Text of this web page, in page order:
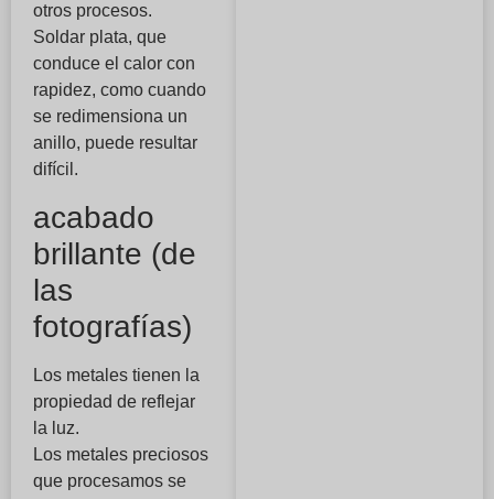
otros procesos.
Soldar plata, que
conduce el calor con
rapidez, como cuando
se redimensiona un
anillo, puede resultar
difícil.
acabado
brillante (de
las
fotografías)
Los metales tienen la
propiedad de reflejar
la luz.
Los metales preciosos
que procesamos se